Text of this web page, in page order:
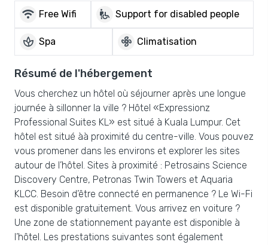
wifi Free Wifi wheelchair_pickup Support for disabled people
spa Spa mode_fan Climatisation
Résumé de l'hébergement
Vous cherchez un hôtel où séjourner après une longue
journée à sillonner la ville ? Hôtel «Expressionz
Professional Suites KL» est situé à Kuala Lumpur. Cet
hôtel est situé àà proximité du centre-ville. Vous pouvez
vous promener dans les environs et explorer les sites
autour de l’hôtel. Sites à proximité : Petrosains Science
Discovery Centre, Petronas Twin Towers et Aquaria
KLCC. Besoin d’être connecté en permanence ? Le Wi-Fi
est disponible gratuitement. Vous arrivez en voiture ?
Une zone de stationnement payante est disponible à
l’hôtel. Les prestations suivantes sont également